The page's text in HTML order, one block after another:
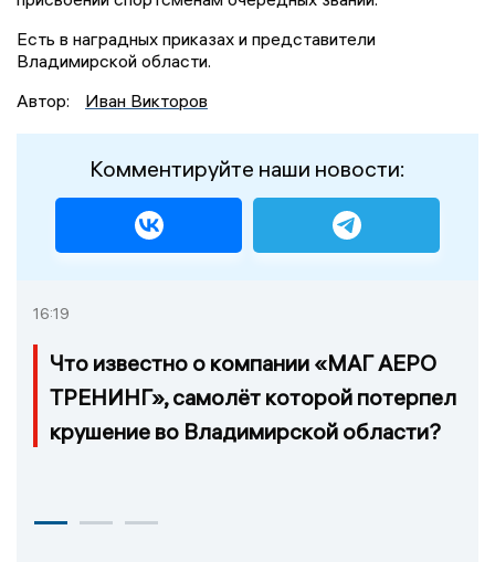
Есть в наградных приказах и представители
Владимирской области.
Автор:
Иван Викторов
Комментируйте наши новости:
16:19
Что известно о компании «МАГ АЕРО
ТРЕНИНГ», самолёт которой потерпел
крушение во Владимирской области?